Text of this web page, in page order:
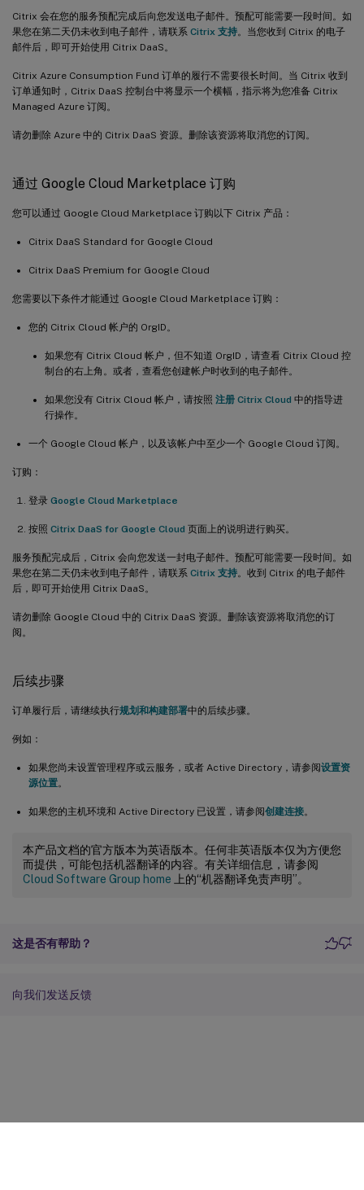
Citrix 会在您的服务预配完成后向您发送电子邮件。预配可能需要一段时间。如
果您在第二天仍未收到电子邮件，请联系 Citrix 支持。当您收到 Citrix 的电子
邮件后，即可开始使用 Citrix DaaS。
Citrix Azure Consumption Fund 订单的履行不需要很长时间。当 Citrix 收到
订单通知时，Citrix DaaS 控制台中将显示一个横幅，指示将为您准备 Citrix
Managed Azure 订阅。
请勿删除 Azure 中的 Citrix DaaS 资源。删除该资源将取消您的订阅。
通过 Google Cloud Marketplace 订购
您可以通过 Google Cloud Marketplace 订购以下 Citrix 产品：
Citrix DaaS Standard for Google Cloud
Citrix DaaS Premium for Google Cloud
您需要以下条件才能通过 Google Cloud Marketplace 订购：
您的 Citrix Cloud 帐户的 OrgID。
如果您有 Citrix Cloud 帐户，但不知道 OrgID，请查看 Citrix Cloud 控
制台的右上角。或者，查看您创建帐户时收到的电子邮件。
如果您没有 Citrix Cloud 帐户，请按照 注册 Citrix Cloud 中的指导进
行操作。
一个 Google Cloud 帐户，以及该帐户中至少一个 Google Cloud 订阅。
订购：
登录 Google Cloud Marketplace
按照 Citrix DaaS for Google Cloud 页面上的说明进行购买。
服务预配完成后，Citrix 会向您发送一封电子邮件。预配可能需要一段时间。如
果您在第二天仍未收到电子邮件，请联系 Citrix 支持。收到 Citrix 的电子邮件
后，即可开始使用 Citrix DaaS。
请勿删除 Google Cloud 中的 Citrix DaaS 资源。删除该资源将取消您的订
阅。
后续步骤
订单履行后，请继续执行规划和构建部署中的后续步骤。
例如：
如果您尚未设置管理程序或云服务，或者 Active Directory，请参阅设置资
源位置。
如果您的主机环境和 Active Directory 已设置，请参阅创建连接。
本产品文档的官方版本为英语版本。任何非英语版本仅为方便您
而提供，可能包括机器翻译的内容。有关详细信息，请参阅
Cloud Software Group home 上的“机器翻译免责声明”。
这是否有帮助？
向我们发送反馈